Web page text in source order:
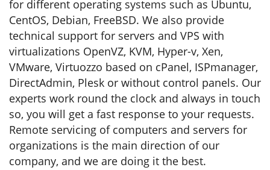
for different operating systems such as Ubuntu,
CentOS, Debian, FreeBSD. We also provide
technical support for servers and VPS with
virtualizations OpenVZ, KVM, Hyper-v, Xen,
VMware, Virtuozzo based on сPanel, ISPmanager,
DirectAdmin, Plesk or without control panels. Our
experts work round the clock and always in touch
so, you will get a fast response to your requests.
Remote servicing of computers and servers for
organizations is the main direction of our
company, and we are doing it the best.